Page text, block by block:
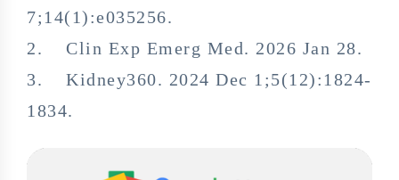
7;14(1):e035256.
2. Clin Exp Emerg Med. 2026 Jan 28.
3. Kidney360. 2024 Dec 1;5(12):1824-
1834.